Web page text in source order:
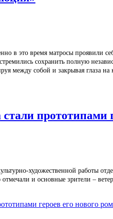
в это время матросы проявили
сохранить полную
между собой и закрывая глаза на
прототипами
художественной работы
и основные зрители –
героев его нового